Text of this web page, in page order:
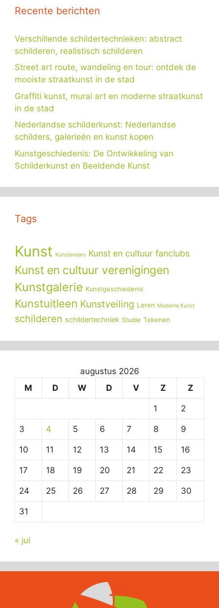
Recente berichten
Verschillende schildertechnieken: abstract
schilderen, realistisch schilderen
Street art route, wandeling en tour: ontdek de
mooiste straatkunst in de stad
Graffiti kunst, mural art en moderne straatkunst
in de stad
Nederlandse schilderkunst: Nederlandse
schilders, galerieën en kunst kopen
Kunstgeschiedenis: De Ontwikkeling van
Schilderkunst en Beeldende Kunst
Tags
Kunst Kunstenaars Kunst en cultuur fanclubs
Kunst en cultuur verenigingen
Kunstgalerie Kunstgeschiedenis
Kunstuitleen Kunstveiling Leren Moderne Kunst
schilderen schildertechniek Studie Tekenen
augustus 2026
M
D W D V Z Z
1 2
3 4 5 6 7 8 9
10 11 12 13 14 15 16
17 18 19 20 21 22 23
24 25 26 27 28 29 30
31
« jul